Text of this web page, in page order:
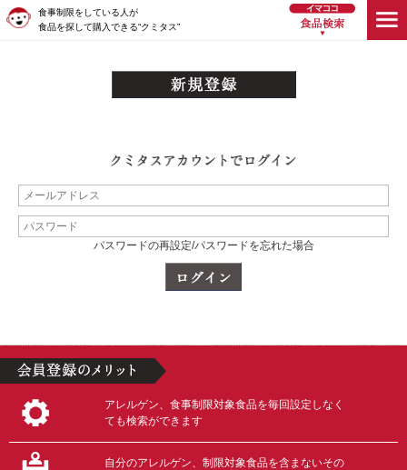
食事制限をしている人が
食品を探して購入できる“クミタス”
パスワードの再設定/パスワードを忘れた場合
アレルゲン、食事制限対象食品を毎回設定しなく
ても検索ができます
自分のアレルゲン、制限対象食品を含まないその